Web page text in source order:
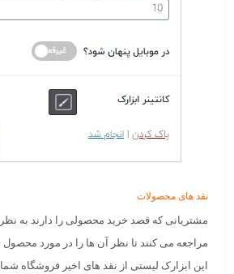
نقد های محصولات
مشتریانی که قصد خرید محصولی را دارند به
مراجعه می کنند تا نظر آن ها را در مورد محصول
این ابزارک لیستی از نقد های اخیر فروشگاه